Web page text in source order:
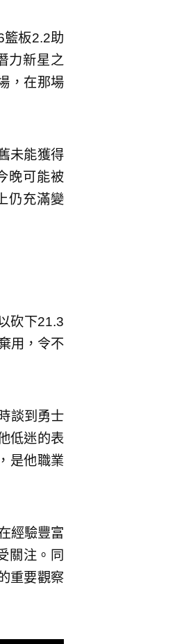
籃板2.2助
力新星之
，在那場
未能獲得
晚可能被
仍充滿變
砍下21.3
用，令不
談到勇士
低迷的表
是他職業
經驗豐富
關注。同
重要觀察